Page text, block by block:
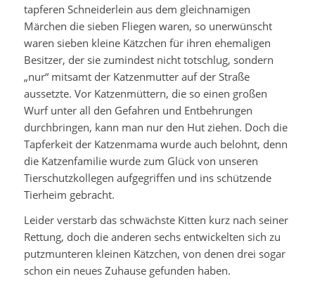
tapferen Schneiderlein aus dem gleichnamigen
Märchen die sieben Fliegen waren, so unerwünscht
waren sieben kleine Kätzchen für ihren ehemaligen
Besitzer, der sie zumindest nicht totschlug, sondern
„nur“ mitsamt der Katzenmutter auf der Straße
aussetzte. Vor Katzenmüttern, die so einen großen
Wurf unter all den Gefahren und Entbehrungen
durchbringen, kann man nur den Hut ziehen. Doch die
Tapferkeit der Katzenmama wurde auch belohnt, denn
die Katzenfamilie wurde zum Glück von unseren
Tierschutzkollegen aufgegriffen und ins schützende
Tierheim gebracht.
Leider verstarb das schwächste Kitten kurz nach seiner
Rettung, doch die anderen sechs entwickelten sich zu
putzmunteren kleinen Kätzchen, von denen drei sogar
schon ein neues Zuhause gefunden haben.